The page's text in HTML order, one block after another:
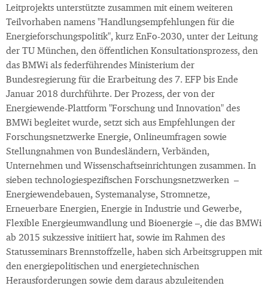
Leitprojekts unterstützte zusammen mit einem weiteren
Teilvorhaben namens "Handlungsempfehlungen für die
Energieforschungspolitik", kurz EnFo-2030, unter der Leitung
der TU München, den öffentlichen Konsultationsprozess, den
das BMWi als federführendes Ministerium der
Bundesregierung für die Erarbeitung des 7. EFP bis Ende
Januar 2018 durchführte. Der Prozess, der von der
Energiewende-Plattform "Forschung und Innovation" des
BMWi begleitet wurde, setzt sich aus Empfehlungen der
Forschungsnetzwerke Energie, Onlineumfragen sowie
Stellungnahmen von Bundesländern, Verbänden,
Unternehmen und Wissenschaftseinrichtungen zusammen. In
sieben technologiespezifischen Forschungsnetzwerken –
Energiewendebauen, Systemanalyse, Stromnetze,
Erneuerbare Energien, Energie in Industrie und Gewerbe,
Flexible Energieumwandlung und Bioenergie –, die das BMWi
ab 2015 sukzessive initiiert hat, sowie im Rahmen des
Statusseminars Brennstoffzelle, haben sich Arbeitsgruppen mit
den energiepolitischen und energietechnischen
Herausforderungen sowie dem daraus abzuleitenden